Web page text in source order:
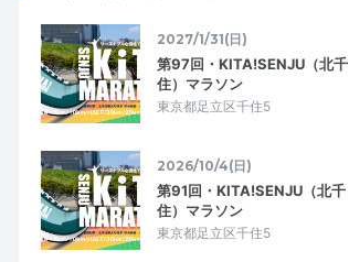
2027/1/31(日)
第97回・KITA!SENJU（北千
住）マラソン
東京都足立区千住5
2026/10/4(日)
第91回・KITA!SENJU（北千
住）マラソン
東京都足立区千住5